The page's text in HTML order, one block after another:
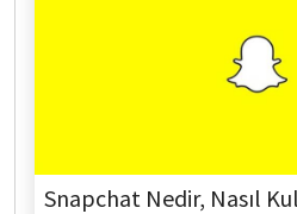
Snapchat Nedir, Nasıl